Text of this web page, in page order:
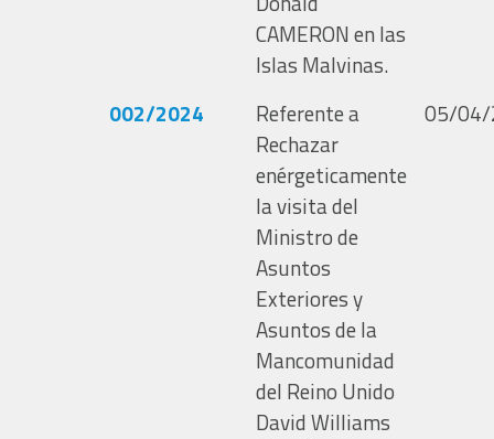
CAMERON en las
Islas Malvinas.
002/2024
Referente a
Rechazar
enérgeticamente
la visita del
Ministro de
Asuntos
Exteriores y
Asuntos de la
Mancomunidad
del Reino Unido
David Williams
05/